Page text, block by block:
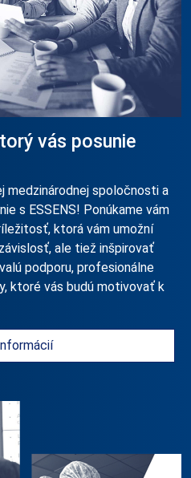
vás posunie
medzinárodnej spoločnosti a
s ESSENS! Ponúkame vám
ktorá vám umožní
ale tiež inšpirovať
podporu, profesionálne
ktoré vás budú motivovať k